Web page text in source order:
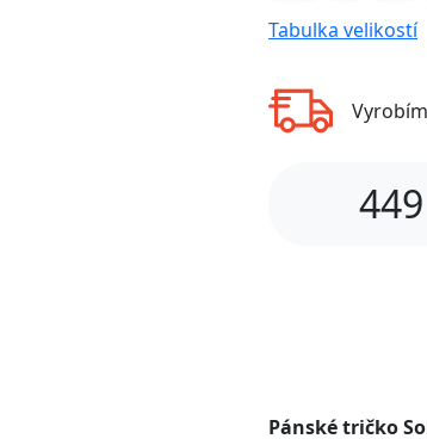
Tabulka velikostí
449
Pánské tričko